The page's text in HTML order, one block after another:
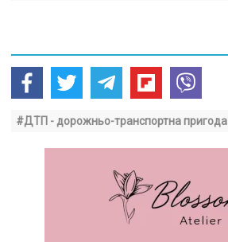
#ДТП - дорожньо-транспортна пригода